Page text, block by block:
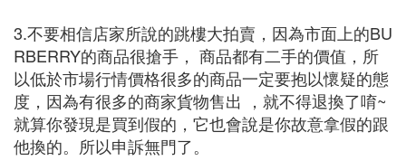
3.不要相信店家所說的跳樓大拍賣，因為市面上的BU
RBERRY的商品很搶手， 商品都有二手的價值，所
以低於市場行情價格很多的商品一定要抱以懷疑的態
度，因為有很多的商家貨物售出 ，就不得退換了唷~
就算你發現是買到假的，它也會說是你故意拿假的跟
他換的。所以申訴無門了。